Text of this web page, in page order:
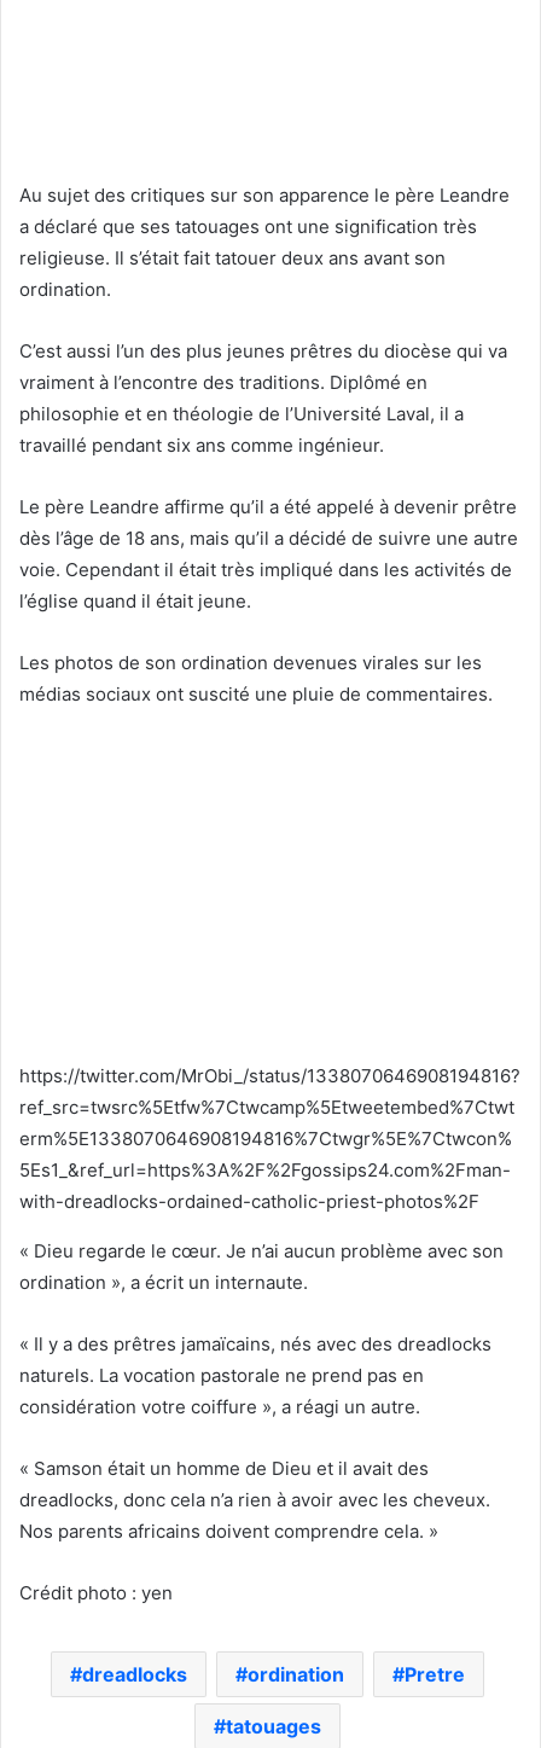
Au sujet des critiques sur son apparence le père Leandre
a déclaré que ses tatouages ont une signification très
religieuse. Il s’était fait tatouer deux ans avant son
ordination.
C’est aussi l’un des plus jeunes prêtres du diocèse qui va
vraiment à l’encontre des traditions. Diplômé en
philosophie et en théologie de l’Université Laval, il a
travaillé pendant six ans comme ingénieur.
Le père Leandre affirme qu’il a été appelé à devenir prêtre
dès l’âge de 18 ans, mais qu’il a décidé de suivre une autre
voie. Cependant il était très impliqué dans les activités de
l’église quand il était jeune.
Les photos de son ordination devenues virales sur les
médias sociaux ont suscité une pluie de commentaires.
https://twitter.com/MrObi_/status/1338070646908194816?
ref_src=twsrc%5Etfw%7Ctwcamp%5Etweetembed%7Ctwt
erm%5E1338070646908194816%7Ctwgr%5E%7Ctwcon%
5Es1_&ref_url=https%3A%2F%2Fgossips24.com%2Fman-
with-dreadlocks-ordained-catholic-priest-photos%2F
« Dieu regarde le cœur. Je n’ai aucun problème avec son
ordination », a écrit un internaute.
« Il y a des prêtres jamaïcains, nés avec des dreadlocks
naturels. La vocation pastorale ne prend pas en
considération votre coiffure », a réagi un autre.
« Samson était un homme de Dieu et il avait des
dreadlocks, donc cela n’a rien à avoir avec les cheveux.
Nos parents africains doivent comprendre cela. »
Crédit photo : yen
dreadlocks ordination Pretre
tatouages